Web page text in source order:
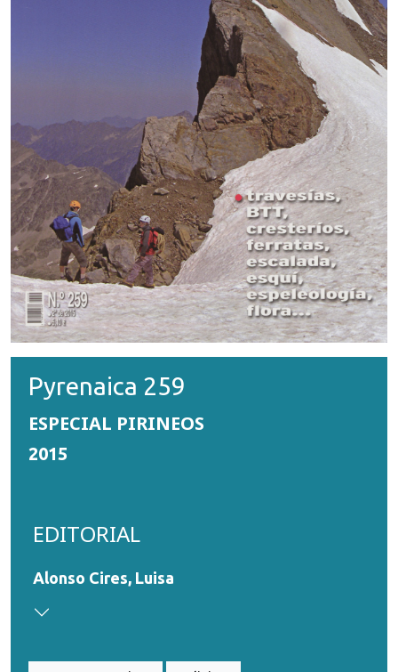
Pyrenaica 259
ESPECIAL PIRINEOS
2015
EDITORIAL
Alonso Cires, Luisa